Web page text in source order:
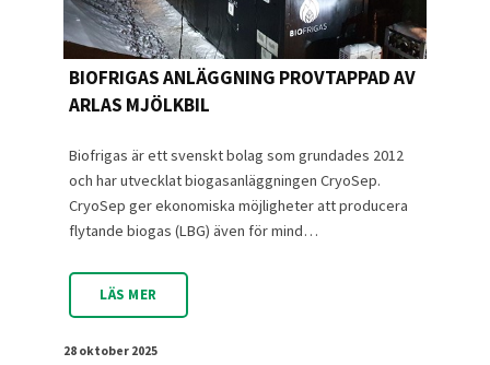
BIOFRIGAS ANLÄGGNING PROVTAPPAD AV
ARLAS MJÖLKBIL
Biofrigas är ett svenskt bolag som grundades 2012
och har utvecklat biogasanläggningen CryoSep.
CryoSep ger ekonomiska möjligheter att producera
flytande biogas (LBG) även för mind…
LÄS MER
28 oktober 2025